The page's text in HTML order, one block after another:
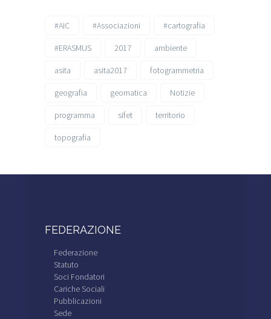
#AIC #Associazioni #cartografia
#ERASMUS 2017 ambiente
asita asita2017 fotogrammetria
geografia geomatica Notizie
programma sifet territorio
topografia
FEDERAZIONE
Federazione
Statuto
Soci Fondatori
Cariche Sociali
Pubblicazioni
Sede